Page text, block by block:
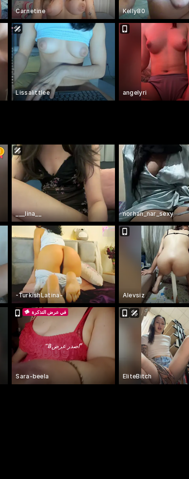
Carnetine Kelly80
Lissalittlee angelyri
___lina__ norhan_nar_sexy
-TurkishLatina- Alevsiz
“ اصدر عرض8”
في عرض التذكرة
Sara-beela EliteBitch